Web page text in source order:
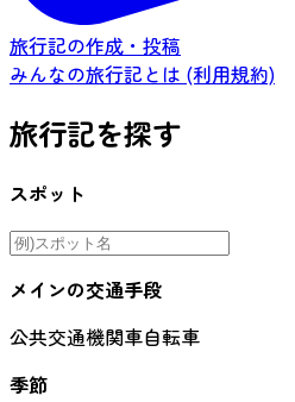
旅行記の作成・投稿
みんなの旅行記とは (利用規約)
旅行記を探す
スポット
メインの交通手段
公共交通機関車自転車
季節